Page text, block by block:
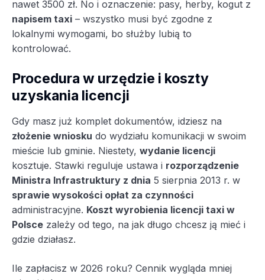
nawet 3500 zł. No i oznaczenie: pasy, herby, kogut z
napisem taxi – wszystko musi być zgodne z
lokalnymi wymogami, bo służby lubią to
kontrolować.
Procedura w urzędzie i koszty
uzyskania licencji
Gdy masz już komplet dokumentów, idziesz na
złożenie wniosku do wydziału komunikacji w swoim
mieście lub gminie. Niestety, wydanie licencji
kosztuje. Stawki reguluje ustawa i rozporządzenie
Ministra Infrastruktury z dnia 5 sierpnia 2013 r. w
sprawie wysokości opłat za czynności
administracyjne. Koszt wyrobienia licencji taxi w
Polsce zależy od tego, na jak długo chcesz ją mieć i
gdzie działasz.
Ile zapłacisz w 2026 roku? Cennik wygląda mniej